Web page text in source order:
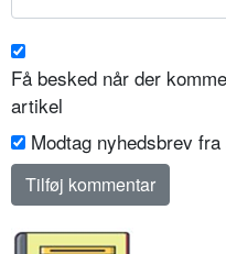
Få besked når der
artikel
Modtag nyhedsbrev